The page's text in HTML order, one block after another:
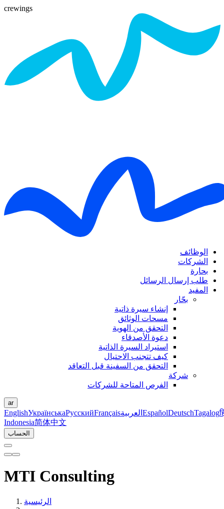
crewings
الوظائف
الشركات
بحارة
طلب إرسال الرسائل
المفيد
بحّار
إنشاء سيرة ذاتية
مسحات الوثائق
التحقق من الهوية
دعوة الأصدقاء
استيراد السيرة الذاتية
كيف تتجنب الاحتيال
التحقق من السفينة قبل التعاقد
شركة
الفرص المتاحة للشركات
ar
EnglishУкраїнськаРусскийFrançaisالعربية EspañolDeutschTagalog
Indonesia简体中文
الحساب
MTI Consulting
الرئيسية